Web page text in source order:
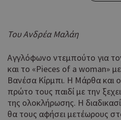
Του Ανδρέα Μαλάη
Αγγλόφωνο ντεμπούτο για
και το «Pieces of a woman»
Βανέσα Κίρμπι. Η Μάρθα και
πρώτο τους παιδί με την
της ολοκλήρωσης. Η
θα τους αφήσει μετέωρους